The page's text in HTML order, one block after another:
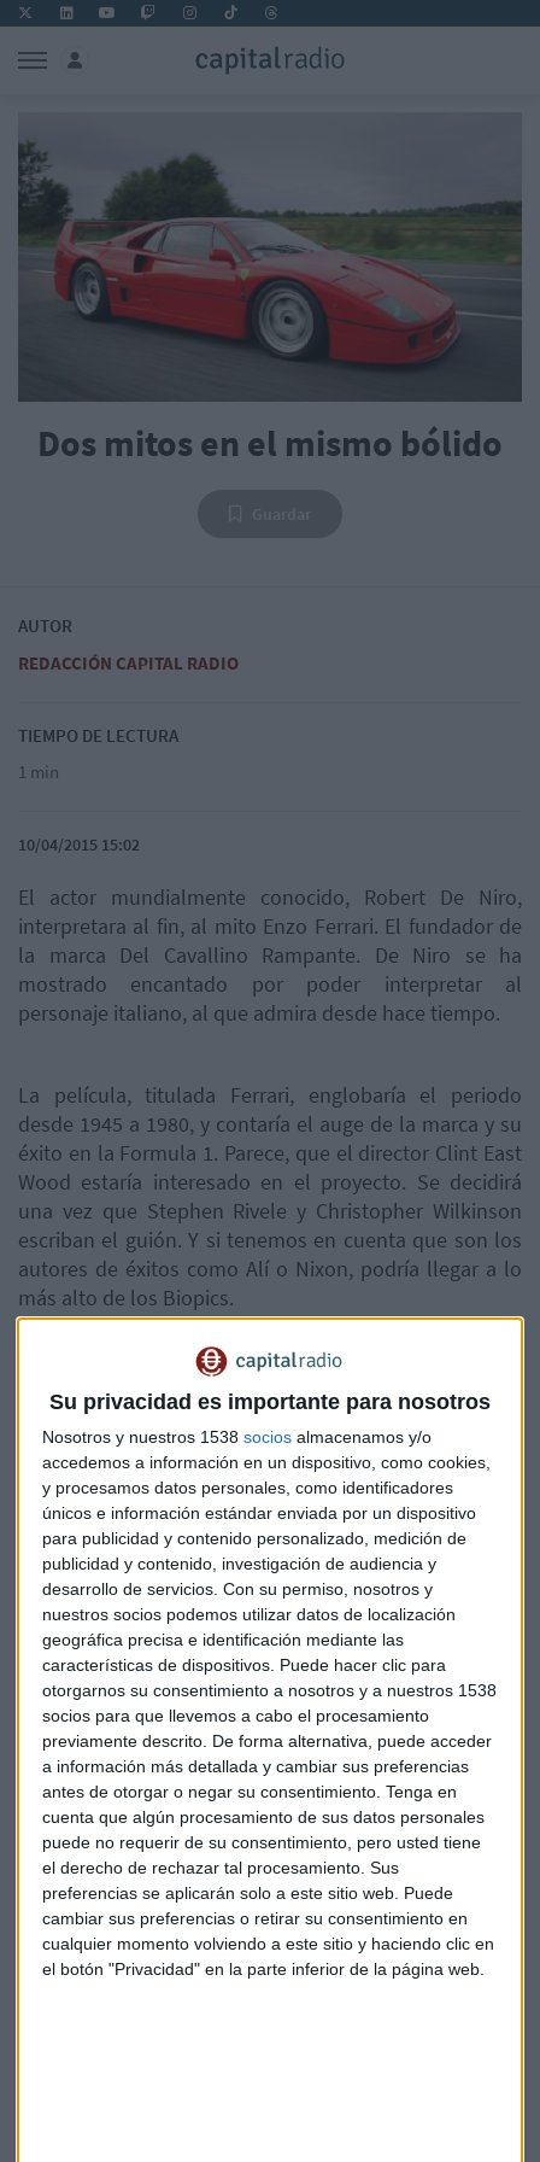
Su privacidad es importante para nosotros
Nosotros y nuestros 1538 socios almacenamos y/o
accedemos a información en un dispositivo, como cookies,
y procesamos datos personales, como identificadores
únicos e información estándar enviada por un dispositivo
para publicidad y contenido personalizado, medición de
publicidad y contenido, investigación de audiencia y
desarrollo de servicios. Con su permiso, nosotros y
nuestros socios podemos utilizar datos de localización
geográfica precisa e identificación mediante las
características de dispositivos. Puede hacer clic para
otorgarnos su consentimiento a nosotros y a nuestros 1538
socios para que llevemos a cabo el procesamiento
previamente descrito. De forma alternativa, puede acceder
a información más detallada y cambiar sus preferencias
antes de otorgar o negar su consentimiento. Tenga en
cuenta que algún procesamiento de sus datos personales
puede no requerir de su consentimiento, pero usted tiene
el derecho de rechazar tal procesamiento. Sus
preferencias se aplicarán solo a este sitio web. Puede
cambiar sus preferencias o retirar su consentimiento en
cualquier momento volviendo a este sitio y haciendo clic en
el botón "Privacidad" en la parte inferior de la página web.
Dos mitos en el mismo bólido
AUTOR
REDACCIÓN CAPITAL RADIO
TIEMPO DE LECTURA
1 min
10/04/2015 15:02
El actor mundialmente conocido, Robert De Niro,
interpretara al fin, al mito Enzo Ferrari. El fundador de
la marca Del Cavallino Rampante. De Niro se ha
mostrado encantado por poder interpretar al
personaje italiano, al que admira desde hace tiempo.
La película, titulada Ferrari, englobaría el periodo
desde 1945 a 1980, y contaría el auge de la marca y su
éxito en la Formula 1. Parece, que el director Clint East
Wood estaría interesado en el proyecto. Se decidirá
una vez que Stephen Rivele y Christopher Wilkinson
escriban el guión. Y si tenemos en cuenta que son los
autores de éxitos como Alí o Nixon, podría llegar a lo
más alto de los Biopics.
Los productores, ya han avisado de que sería un
proyecto de gran presupuesto. Si lo comparamos con
la producción de Alí que utilizo 100 millones de
dólares, sería lo mismo que 350 coches Ferrari.
Robert de Niro y su productora, se lanzan al proyecto, y
empezarán con la producción. El actor entusiasmado,
por fin podrá interpretar a si ídolo, cuando no pudo
hacerlo junto a Michael Man en 1990.
Suscríbete a nuestros boletines
Te enviaremos las noticias más importantes del día